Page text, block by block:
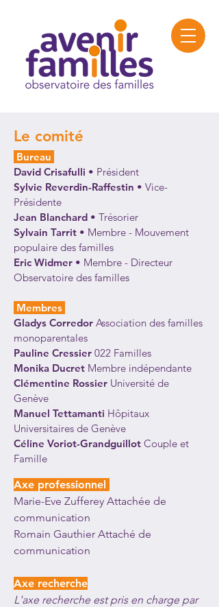
Le comité
Bureau
David Crisafulli • Président
Sylvie Reverdin-Raffestin • Vice-
Présidente
Jean Blanchard • Trésorier
Sylvain Tarrit • Membre - Mouvement
populaire des familles
Eric Widmer • Membre - Directeur
Observatoire des familles
Membres
Gladys Corredor Association des familles
monoparentales
Pauline Cressier 022 Familles
Monika Ducret Membre indépendante
Clémentine Rossier Université de
Genève
Manuel Tettamanti Hôpitaux
Universitaires de Genève
Céline Voriot-Grandguillot Couple et
Famille
Axe professionnel
Marie-Eve Zufferey Attachée de
communication
Romain Gauthier Attaché de
communication
Axe recherche
L'axe recherche est pris en charge par